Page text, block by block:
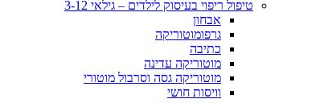
טיפול ריפוי בעיסוק לילדים – גילאי 3-12
אבחון
גרפומוטוריקה
כתיבה
מוטוריקה עדינה
מוטוריקה גסה וסרבול מוטורי
וויסות חושי